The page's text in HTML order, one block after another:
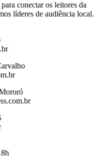
conectar os leitores da
líderes de audiência local.